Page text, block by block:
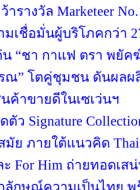
รางวัล Marketeer
มเชื่อมั่นผู้บริโภคกว่า
น “ชา กาแฟ ตรา พยั
ณ” โตคู่ชุมชน ดันผลผ
ค้าขายดีในเซเว่นฯ
ดตัว Signature
ย ภายใต้แนวคิด Thai
ะ For Him ถ่ายทอดเ
ลักษณ์ความเป็นไทย